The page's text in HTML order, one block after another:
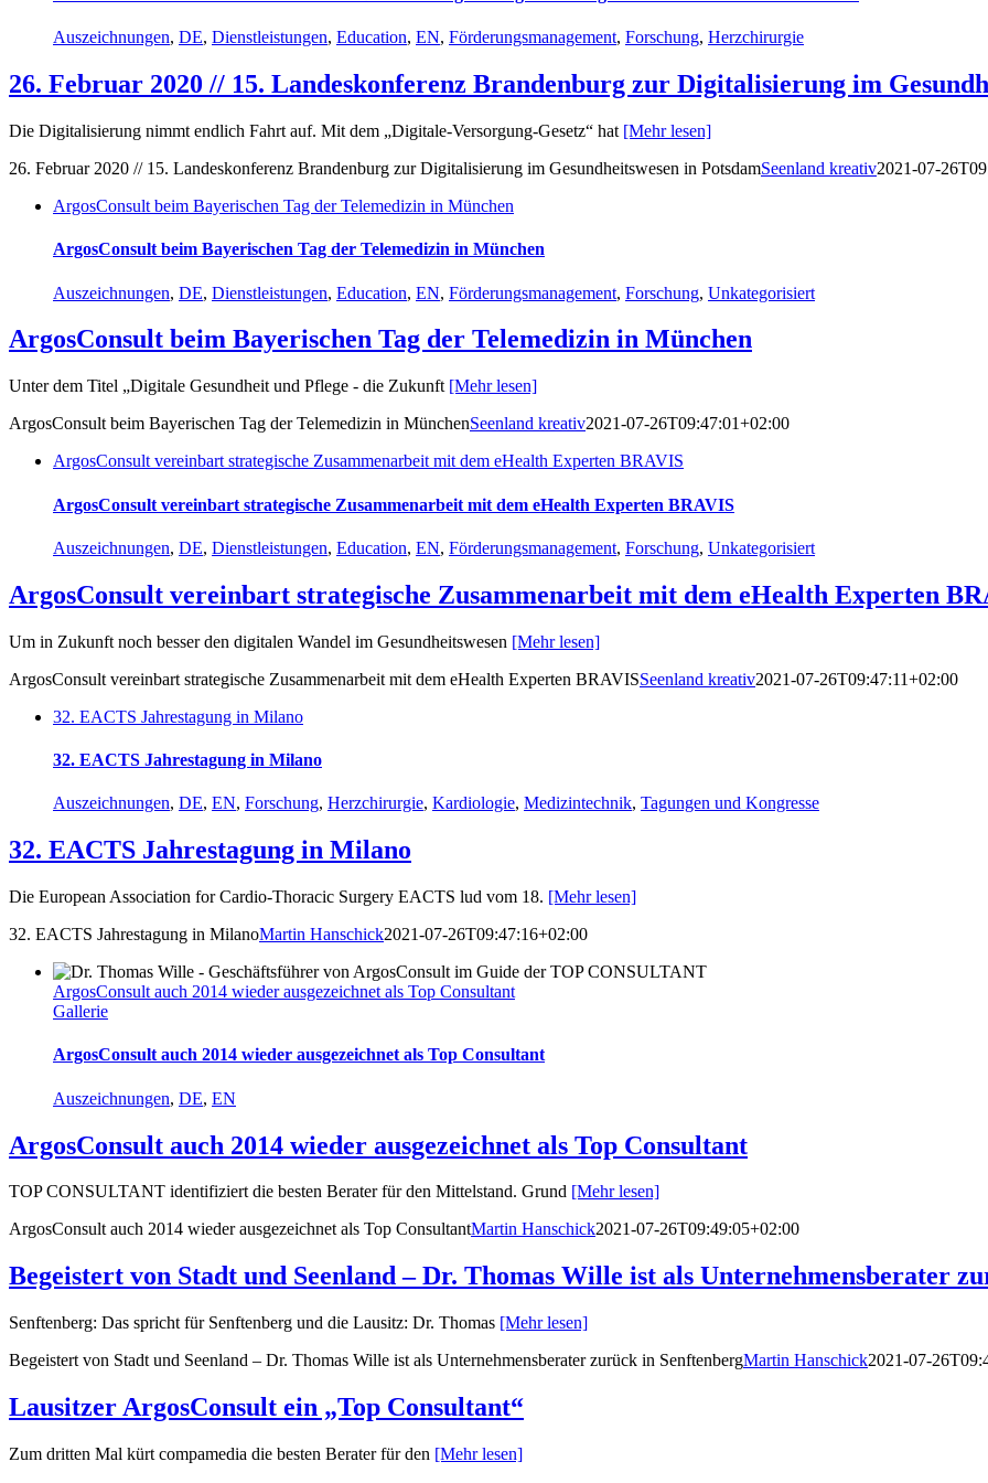
Auszeichnungen, DE, Dienstleistungen, Education, EN, Förderungsmanagement, Forschung, Herzchirurgie
26. Februar 2020 // 15. Landeskonferenz Brandenburg zur Digitalisierung im
Die Digitalisierung nimmt endlich Fahrt auf. Mit dem „Digitale-Versorgung-Gesetz“ hat [Mehr lesen]
26. Februar 2020 // 15. Landeskonferenz Brandenburg zur Digitalisierung im Gesundheitswesen in PotsdamSeenland kreativ2021-07-
ArgosConsult beim Bayerischen Tag der Telemedizin in München
ArgosConsult beim Bayerischen Tag der Telemedizin in München
Auszeichnungen, DE, Dienstleistungen, Education, EN, Förderungsmanagement, Forschung, Unkategorisiert
ArgosConsult beim Bayerischen Tag der Telemedizin in München
Unter dem Titel „Digitale Gesundheit und Pflege - die Zukunft [Mehr lesen]
ArgosConsult beim Bayerischen Tag der Telemedizin in MünchenSeenland kreativ2021-07-26T09:47:01+02:00
ArgosConsult vereinbart strategische Zusammenarbeit mit dem eHealth Experten BRAVIS
ArgosConsult vereinbart strategische Zusammenarbeit mit dem eHealth Experten BRAVIS
Auszeichnungen, DE, Dienstleistungen, Education, EN, Förderungsmanagement, Forschung, Unkategorisiert
ArgosConsult vereinbart strategische Zusammenarbeit mit dem eHealth Experten
Um in Zukunft noch besser den digitalen Wandel im Gesundheitswesen [Mehr lesen]
ArgosConsult vereinbart strategische Zusammenarbeit mit dem eHealth Experten BRAVISSeenland kreativ2021-07-26T09:47:11+02:00
32. EACTS Jahrestagung in Milano
32. EACTS Jahrestagung in Milano
Auszeichnungen, DE, EN, Forschung, Herzchirurgie, Kardiologie, Medizintechnik, Tagungen und Kongresse
32. EACTS Jahrestagung in Milano
Die European Association for Cardio-Thoracic Surgery EACTS lud vom 18. [Mehr lesen]
32. EACTS Jahrestagung in MilanoMartin Hanschick2021-07-26T09:47:16+02:00
ArgosConsult auch 2014 wieder ausgezeichnet als Top Consultant
Gallerie
ArgosConsult auch 2014 wieder ausgezeichnet als Top Consultant
Auszeichnungen, DE, EN
ArgosConsult auch 2014 wieder ausgezeichnet als Top Consultant
TOP CONSULTANT identifiziert die besten Berater für den Mittelstand. Grund [Mehr lesen]
ArgosConsult auch 2014 wieder ausgezeichnet als Top ConsultantMartin Hanschick2021-07-26T09:49:05+02:00
Begeistert von Stadt und Seenland – Dr. Thomas Wille ist als Unternehmensberater
Senftenberg: Das spricht für Senftenberg und die Lausitz: Dr. Thomas [Mehr lesen]
Begeistert von Stadt und Seenland – Dr. Thomas Wille ist als Unternehmensberater zurück in SenftenbergMartin Hanschick2021-07-
Lausitzer ArgosConsult ein „Top Consultant“
Zum dritten Mal kürt compamedia die besten Berater für den [Mehr lesen]